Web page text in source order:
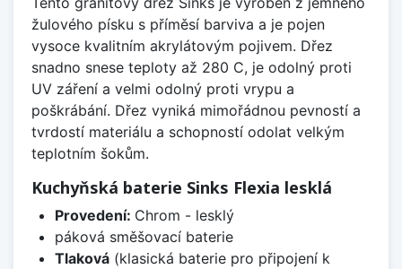
žulového písku s příměsí barviva a je pojen
vysoce kvalitním akrylátovým pojivem. Dřez
snadno snese teploty až 280 C, je odolný proti
UV záření a velmi odolný proti vrypu a
poškrábání. Dřez vyniká mimořádnou pevností a
tvrdostí materiálu a schopností odolat velkým
teplotním šokům.
Kuchyňská baterie Sinks Flexia lesklá
Provedení: Chrom - lesklý
páková směšovací baterie
Tlaková(klasická baterie pro připojení k